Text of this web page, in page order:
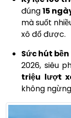
đúng15
mà suốt
xô đổ được.
Sức hút
2026, siêu
triệu lượt
không